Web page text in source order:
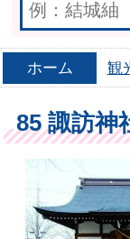
ホーム 観
85 諏訪神